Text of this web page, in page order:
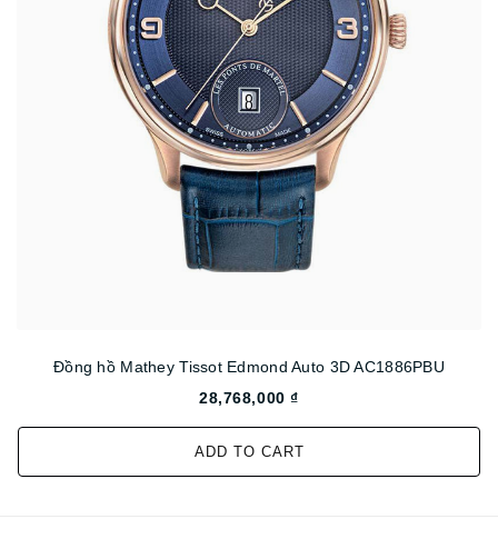
Đồng hồ Mathey Tissot Edmond Auto 3D AC1886PBU
28,768,000 ₫
ADD TO CART